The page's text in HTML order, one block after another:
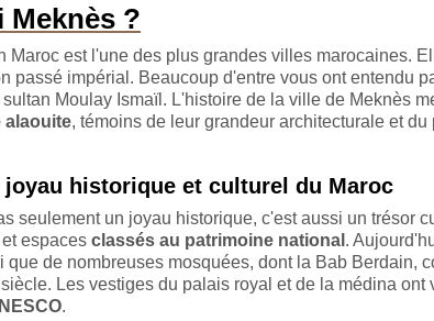
Meknès ?
Maroc est l'une des plus grandes villes marocaines.
passé impérial. Beaucoup d'entre vous ont entendu
sultan Moulay Ismaïl. L'histoire de la ville de Meknès
alaouite, témoins de leur grandeur architecturale et
joyau historique et culturel du Maroc
seulement un joyau historique, c'est aussi un trésor
espaces classés au patrimoine national .
que de nombreuses mosquées, dont la Bab Berdain,
Les vestiges du palais royal et de la médina
.